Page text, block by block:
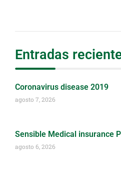
Entradas
Coronavirus disease 2019
agosto 7, 2026
Sensible Medical insurance
agosto 6, 2026